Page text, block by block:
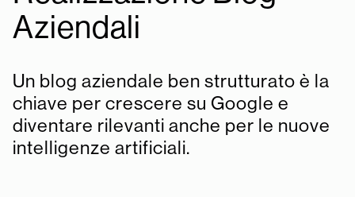
Aziendali
Un blog aziendale ben strutturato è la
chiave per crescere su Google e
diventare rilevanti anche per le nuove
intelligenze artificiali.